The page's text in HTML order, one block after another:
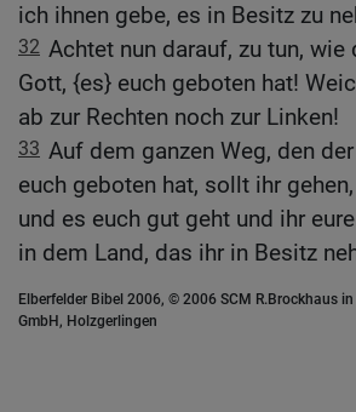
ich ihnen gebe, es in Besitz zu
32 Achtet nun darauf, zu tun, wie
Gott, {es} euch geboten hat!
ab zur Rechten noch zur Linken!
33 Auf dem ganzen Weg, den
euch geboten hat, sollt ihr
und es euch gut geht und ihr
in dem Land, das ihr in Besitz
Elberfelder Bibel 2006, © 2006 SCM R.Brockhaus
GmbH, Holzgerlingen